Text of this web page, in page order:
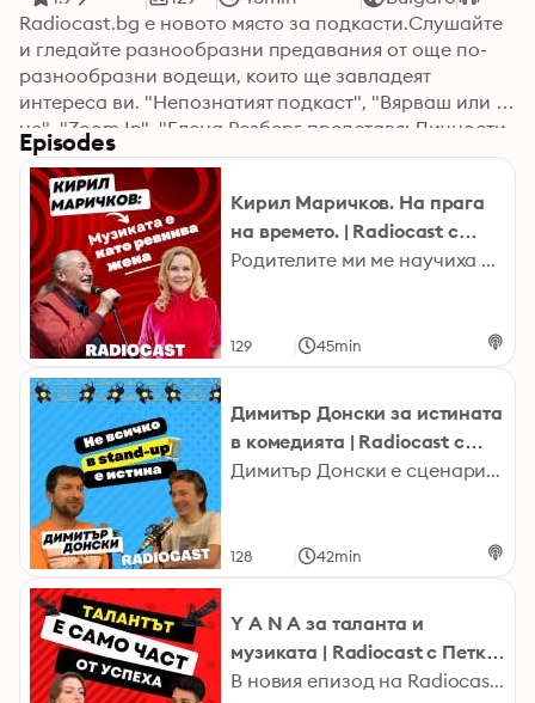
Radiocast.bg е новото място за подкасти.Слушайте
и гледайте разнообразни предавания от още по-
разнообразни водещи, които ще завладеят
интереса ви. "Непознатият подкаст", "Вярваш или
не", "Zoom In", "Елена Розберг представя: Личности
и страсти:" и "Божана, Зомби и Нико" са
предаванията, които в можете да намерите в този
канал. Всяко от тях е уникално по тематика и ви
среща с интересни личности от всички сфери.
Hosted on Acast. See acast.com/privacy for more
information.
Episodes
Кирил Маричков. На прага
на времето. | Radiocast с
Елена Розберг #29
Родителите ми ме научиха как да порасна свободен човек в несвободна страна. Рокът е музика на свободните хора. Това сподели Кирил Mаричков в интервюто на Елена Розберг. Легендарният музикант представя автобиографията си „На прага на времето“. От „Бъндараците“ през „Щурците“ до „Фондацията“ – чуйте интригуващия и искрен разказ само в YouTube, Spotify и Apple Podcasts каналите на Radiocast Последвайте Елена: https://www.instagram.com/elenarozberg/ Последвайте Radiocast Instagram: https://www.instagram.com/radiocast_bg/ Facebook: https://www.facebook.com/radiocastbg Youtube: https://bit.ly/3I6OaOD TikTok: https://www.tiktok.com/@radiocast_bg Spotify: https://open.spotify.com/show/3fXpy1GbhCcbX5SXXnzJpX Google Podcasts: https://bit.ly/3Hf8fAT Apple Podcasts: https://apple.co/3ueNMrn radiocast.bg 2023 Hosted on Acast. See acast.com/privacy for more information.
129 45min
Димитър Донски за истината
в комедията | Radiocast с
Лазар #4k
Димитър Донски е сценарист и стендъп комедиант. След като учи дълги години в университета на Южен Илинойс в Карбондейл, се завръща вБългария, за да започне кариерата си като комик. За пътя му, обучението в САЩ, работата в българските телевизии, комедията и дебюта му като режисьор на късометражен филм селектиран от фестивала IN THE PALACE, гледайте и слушайте целия разговор в YouTube, Spotify и Apple Podcasts каналите на Radiocast. Последвайте Димитър: https://www.facebook.com/mitkomedia https://www.instagram.com/donskicomedy/ Последвайте Лазар: https://www.instagram.com/l.a.zz.o Последвайте Radiocast Instagram: https://www.instagram.com/radiocast_bg/ Facebook: https://www.facebook.com/radiocastbg Youtube: https://bit.ly/3I6OaOD TikTok: https://www.tiktok.com/@radiocast_bg Spotify:https://open.spotify.com/show/3fXpy1GbhCcbX5SXXnzJpX Google Podcasts: https://bit.ly/3Hf8fAT Apple Podcasts: https://apple.co/3ueNMrn radiocast.bg 2023 Hosted on Acast. See acast.com/privacy for more information.
128 42min
Y A N A за таланта и
музиката | Radiocast с Петко
#22
В новия епизод на Radiocast гостува младата изгряваща изпълнителка YANA. Малко след като е издала дебютния си албум тя разказва запътя си на музикант и за ролята на таланта и труда. Според Яна Янчева талантът е важен, но ако човек не работи, за да развие своите дадености, няма значение колко е талантлив. Последвайте и подкрепете Яна: https://www.facebook.com/profile.php?id=100092198050075 https://www.instagram.com/yannayancheva/ https://links.stereofox.com/yana-gena-under-my-skin bit.ly/3IT44OG Последвайте Петко: https://www.instagram.com/petkokralev/ Последвайте Radiocast Instagram: https://www.instagram.com/radiocast_bg/ Facebook: https://www.facebook.com/radiocastbg Youtube: https://bit.ly/3I6OaOD TikTok: https://www.tiktok.com/@radiocast_bg Spotify:https://open.spotify.com/show/3fXpy1GbhCcbX5SXXnzJpX Google Podcasts: https://bit.ly/3Hf8fAT Apple Podcasts: https://apple.co/3ueNMrn radiocast.bg 2023 Hosted on Acast. See acast.com/privacy for more information.